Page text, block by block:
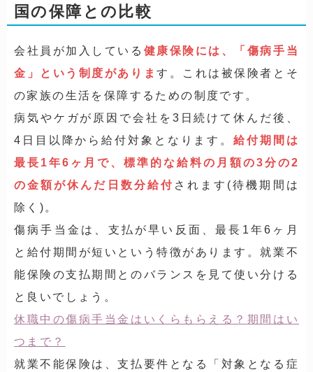
国の保障との比較
会社員が加入している 健康保険には、「傷病手当
金」という制度があります。これは被保険者とそ
の家族の生活を保障するための制度です。
病気やケガが原因で会社を3日続けて休んだ後、
4日目以降から給付対象となります。給付期間は
最長1年6ヶ月で、標準的な給料の月額の3分の2
の金額が休んだ日数分給付 されます(待機期間は
除く)。
傷病手当金は、支払が早い反面、最長1年6ヶ月
と給付期間が短いという特徴があります。就業不
能保険の支払期間とのバランスを見て使い分ける
と良いでしょう。
休職中の傷病手当金はいくらもらえる？期間はい
つまで？
就業不能保険は、支払要件となる「対象となる症